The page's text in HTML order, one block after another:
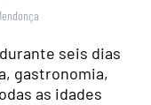
seis dias
gastronomia,
as idades